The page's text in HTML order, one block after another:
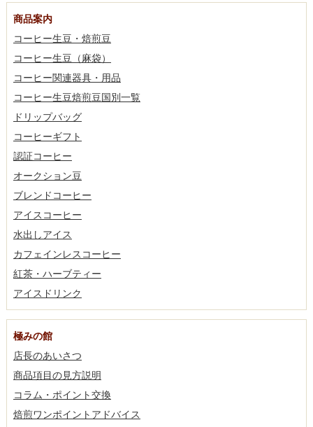
商品案内
コーヒー生豆・焙煎豆
コーヒー生豆（麻袋）
コーヒー関連器具・用品
コーヒー生豆焙煎豆国別一覧
ドリップバッグ
コーヒーギフト
認証コーヒー
オークション豆
ブレンドコーヒー
アイスコーヒー
水出しアイス
カフェインレスコーヒー
紅茶・ハーブティー
アイスドリンク
極みの館
店長のあいさつ
商品項目の見方説明
コラム・ポイント交換
焙煎ワンポイントアドバイス